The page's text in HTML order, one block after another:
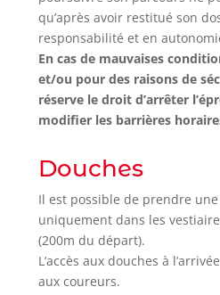
qu’après avoir restitué son
responsabilité et en
En cas de mauvaises
et/ou pour des raisons de
réserve le droit d’arrêter
modifier les barrières
Douches
Il est possible de prendre une
uniquement dans les
(200m du départ).
L’accès aux douches à
aux coureurs.